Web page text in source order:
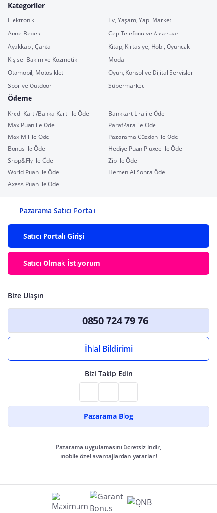
Kategoriler
Elektronik
Ev, Yaşam, Yapı Market
Anne Bebek
Cep Telefonu ve Aksesuar
Ayakkabı, Çanta
Kitap, Kırtasiye, Hobi, Oyuncak
Kişisel Bakım ve Kozmetik
Moda
Otomobil, Motosiklet
Oyun, Konsol ve Dijital Servisler
Spor ve Outdoor
Süpermarket
Ödeme
Kredi Kartı/Banka Kartı ile Öde
Bankkart Lira ile Öde
MaxiPuan ile Öde
ParafPara ile Öde
MaxiMil ile Öde
Pazarama Cüzdan ile Öde
Bonus ile Öde
Hediye Puan Pluxee ile Öde
Shop&Fly ile Öde
Zip ile Öde
World Puan ile Öde
Hemen Al Sonra Öde
Axess Puan ile Öde
Pazarama Satıcı Portalı
Satıcı Portalı Girişi
Satıcı Olmak İstiyorum
Bize Ulaşın
0850 724 79 76
İhlal Bildirimi
Bizi Takip Edin
Pazarama Blog
Pazarama uygulamasını ücretsiz indir,
mobile özel avantajlardan yararlan!